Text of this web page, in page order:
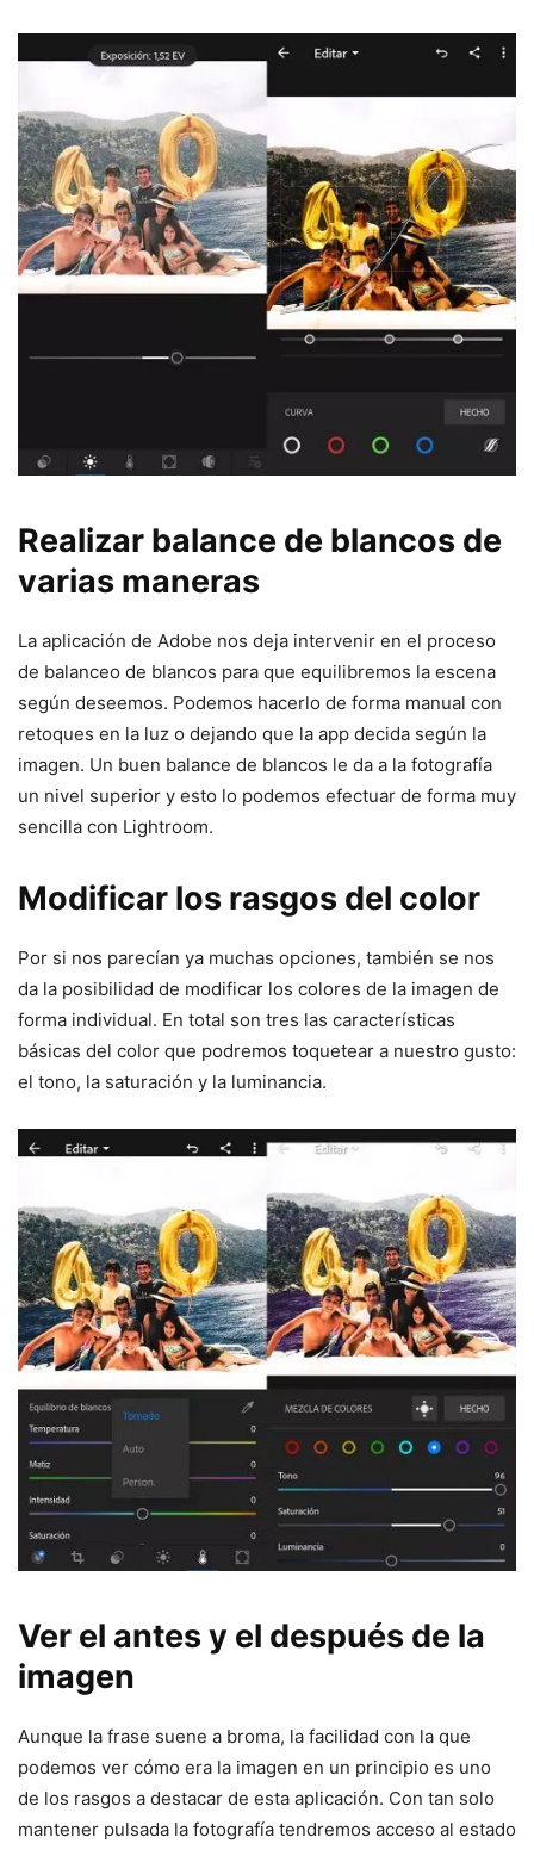
Realizar balance de blancos de
varias maneras
La aplicación de Adobe nos deja intervenir en el proceso
de balanceo de blancos para que equilibremos la escena
según deseemos. Podemos hacerlo de forma manual con
retoques en la luz o dejando que la app decida según la
imagen. Un buen balance de blancos le da a la fotografía
un nivel superior y esto lo podemos efectuar de forma muy
sencilla con Lightroom.
Modificar los rasgos del color
Por si nos parecían ya muchas opciones, también se nos
da la posibilidad de modificar los colores de la imagen de
forma individual. En total son tres las características
básicas del color que podremos toquetear a nuestro gusto:
el tono, la saturación y la luminancia.
Ver el antes y el después de la
imagen
Aunque la frase suene a broma, la facilidad con la que
podemos ver cómo era la imagen en un principio es uno
de los rasgos a destacar de esta aplicación. Con tan solo
mantener pulsada la fotografía tendremos acceso al estado